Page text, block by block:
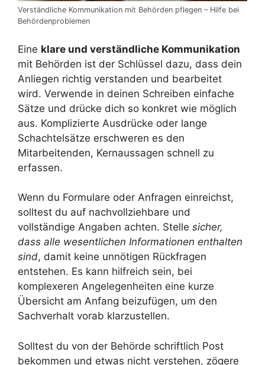
Verständliche Kommunikation mit Behörden pflegen – Hilfe bei
Behördenproblemen
Eine klare und verständliche Kommunikation
mit Behörden ist der Schlüssel dazu, dass dein
Anliegen richtig verstanden und bearbeitet
wird. Verwende in deinen Schreiben einfache
Sätze und drücke dich so konkret wie möglich
aus. Komplizierte Ausdrücke oder lange
Schachtelsätze erschweren es den
Mitarbeitenden, Kernaussagen schnell zu
erfassen.
Wenn du Formulare oder Anfragen einreichst,
solltest du auf nachvollziehbare und
vollständige Angaben achten. Stelle sicher,
dass alle wesentlichen Informationen enthalten
sind, damit keine unnötigen Rückfragen
entstehen. Es kann hilfreich sein, bei
komplexeren Angelegenheiten eine kurze
Übersicht am Anfang beizufügen, um den
Sachverhalt vorab klarzustellen.
Solltest du von der Behörde schriftlich Post
bekommen und etwas nicht verstehen, zögere